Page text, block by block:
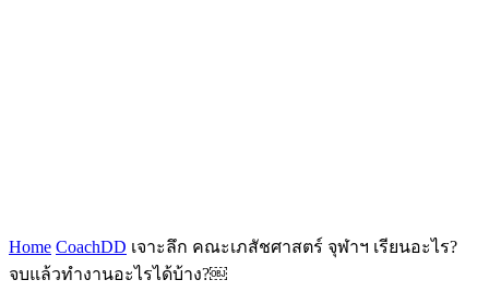
Home CoachDD เจาะลึก คณะเภสัชศาสตร์ จุฬาฯ เรียนอะไร?
จบแล้วทำงานอะไรได้บ้าง?￼